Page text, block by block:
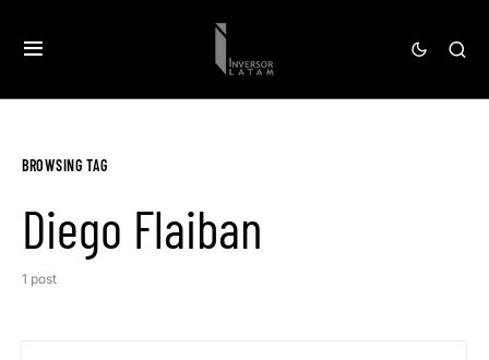
BROWSING TAG
Diego Flaiban
1 post